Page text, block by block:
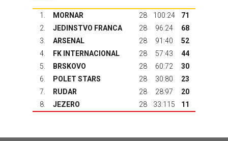
1. MORNAR 28 100:24
71
2.
JEDINSTVO FRANCA 28 96:24
68
3.
ARSENAL 28 91:40
52
4.
FK INTERNACIONAL 28 57:43
44
5.
BRSKOVO 28 60:72
30
6.
POLET STARS 28 30:80
23
7.
RUDAR 28 28:97
20
8.
JEZERO 28 33:115 11